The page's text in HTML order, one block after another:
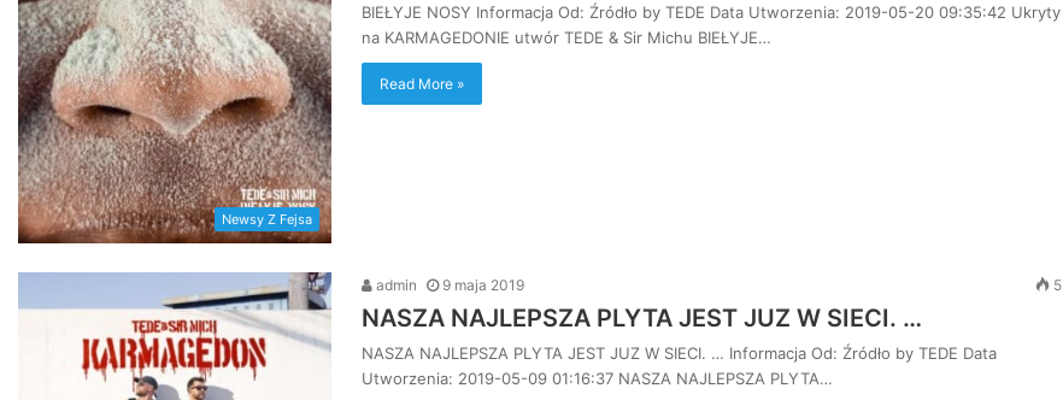
Newsy Z Fejsa
BIEŁYJE NOSY Informacja Od: Źródło by TEDE Data Utworzenia: 2019-05-20 09:35:42 Ukryty
na KARMAGEDONIE utwór TEDE & Sir Michu BIEŁYJE…
Read More »
admin 9 maja 2019 5
NASZA NAJLEPSZA PLYTA JEST JUZ W SIECI. …
NASZA NAJLEPSZA PLYTA JEST JUZ W SIECI. … Informacja Od: Źródło by TEDE Data
Utworzenia: 2019-05-09 01:16:37 NASZA NAJLEPSZA PLYTA…